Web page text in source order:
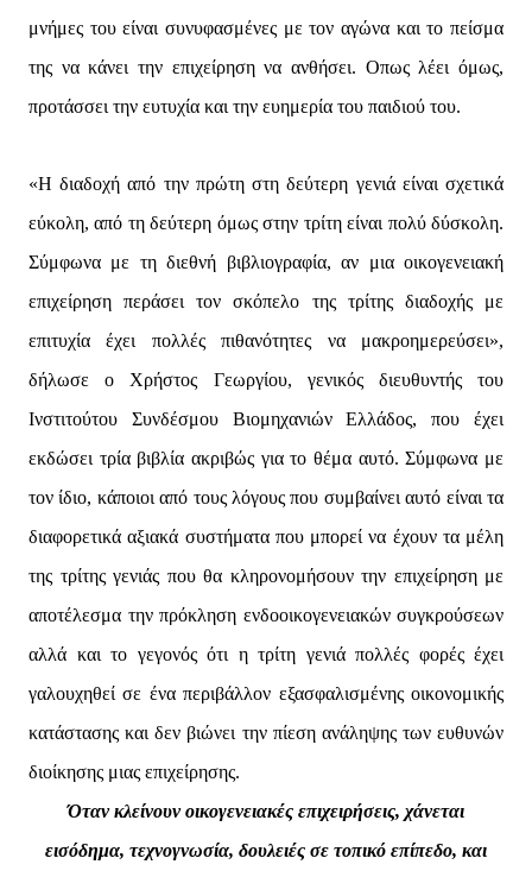
μνήμες του είναι συνυφασμένες με τον αγώνα και το πείσμα
της να κάνει την επιχείρηση να ανθήσει. Οπως λέει όμως,
προτάσσει την ευτυχία και την ευημερία του παιδιού του.
«Η διαδοχή από την πρώτη στη δεύτερη γενιά είναι σχετικά
εύκολη, από τη δεύτερη όμως στην τρίτη είναι πολύ δύσκολη.
Σύμφωνα με τη διεθνή βιβλιογραφία, αν μια οικογενειακή
επιχείρηση περάσει τον σκόπελο της τρίτης διαδοχής με
επιτυχία έχει πολλές πιθανότητες να μακροημερεύσει»,
δήλωσε ο Χρήστος Γεωργίου, γενικός διευθυντής του
Ινστιτούτου Συνδέσμου Βιομηχανιών Ελλάδος, που έχει
εκδώσει τρία βιβλία ακριβώς για το θέμα αυτό. Σύμφωνα με
τον ίδιο, κάποιοι από τους λόγους που συμβαίνει αυτό είναι τα
διαφορετικά αξιακά συστήματα που μπορεί να έχουν τα μέλη
της τρίτης γενιάς που θα κληρονομήσουν την επιχείρηση με
αποτέλεσμα την πρόκληση ενδοοικογενειακών συγκρούσεων
αλλά και το γεγονός ότι η τρίτη γενιά πολλές φορές έχει
γαλουχηθεί σε ένα περιβάλλον εξασφαλισμένης οικονομικής
κατάστασης και δεν βιώνει την πίεση ανάληψης των ευθυνών
διοίκησης μιας επιχείρησης.
Όταν κλείνουν οικογενειακές επιχειρήσεις, χάνεται
εισόδημα, τεχνογνωσία, δουλειές σε τοπικό επίπεδο, και